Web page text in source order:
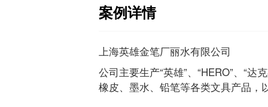
案例详情
上海英雄金笔厂丽水有限公司
公司主要生产“英雄”、“HERO”、“
橡皮、墨水、铅笔等各类文具产品，